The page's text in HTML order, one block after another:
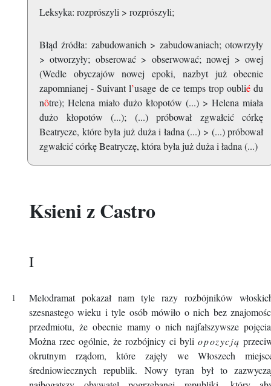
Leksyka: rozprószyli > rozprószyli;
Błąd źródła: zabudowanich > zabudowaniach; otowrzyły
> otworzyły; obserować > obserwować; nowej > owej
(Wedle obyczajów nowej epoki, nazbyt już obecnie
zapomnianej - Suivant l’usage de ce temps trop oublié du
nôtre); Helena miało dużo kłopotów (...) > Helena miała
dużo kłopotów (...); (...) próbował zgwałcić córkę
Beatrycze, które była już duża i ładna (...) > (...) próbował
zgwałcić córkę Beatryczę, która była już duża i ładna (...)
Ksieni z Castro
I
Melodramat pokazał nam tyle razy rozbójników
szesnastego wieku i tyle osób mówiło o nich bez
przedmiotu, że obecnie mamy o nich najfałszywsze
Można rzec ogólnie, że rozbójnicy ci byliopozycją
okrutnym rządom, które zajęły we Włoszech
średniowiecznych republik. Nowy tyran był to